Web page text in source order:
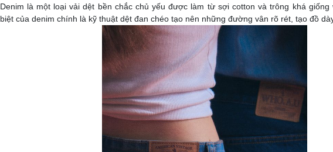
Denim là một loại vải dệt bền chắc chủ yếu được làm từ sợi cotton và trông khá giống
biệt của denim chính là kỹ thuật dệt đan chéo tạo nên những đường vân rõ rét, tạo đồ